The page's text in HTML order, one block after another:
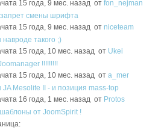
15 года, 9 мес. назад от fon_nejman
смены шрифта
15 года, 9 мес. назад от niceteam
такого ;)
15 года, 10 мес. назад от Ukei
!!!!!!!!!
15 года, 10 мес. назад от a_mer
Mesolite II - и позиция mass-top
16 года, 1 мес. назад от Protos
от JoomSpirit !